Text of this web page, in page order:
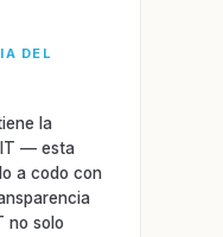
DEL
la
— esta
a codo con
no solo